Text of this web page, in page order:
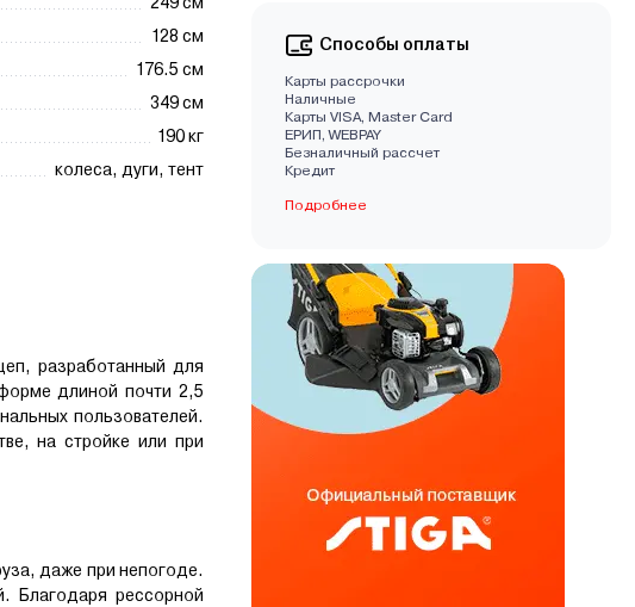
128 см
176.5 см
349 см
190 кг
колеса, дуги, тент
разработанный для
длиной почти 2,5
пользователей.
на стройке или при
даже при непогоде.
Благодаря рессорной
Способы оплаты
Карты рассрочки
Наличные
Карты VISA, Master Card
EРИП, WEBPAY
Безналичный рассчет
Кредит
Подробнее